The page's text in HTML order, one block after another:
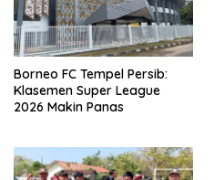
Borneo FC Tempel Persib:
Klasemen Super League
2026 Makin Panas